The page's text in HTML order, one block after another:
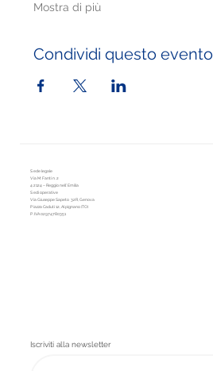
Mostra di più
Condividi questo evento
Sede legale
Via M. Fanti n. 2
42124 – Reggio nell’Emilia
Sedi operative
Via Giuseppe Sapeto 32R, Genova
Piazza Caduti 12, Alpignano (TO)
P.IVA 02974780351
Iscriviti alla newsletter